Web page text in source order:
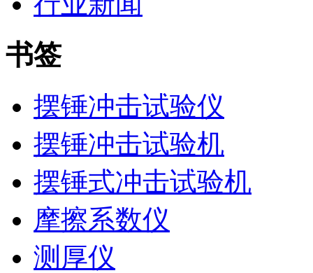
书签
摆锤冲击试验仪
摆锤冲击试验机
摆锤式冲击试验机
摩擦系数仪
测厚仪